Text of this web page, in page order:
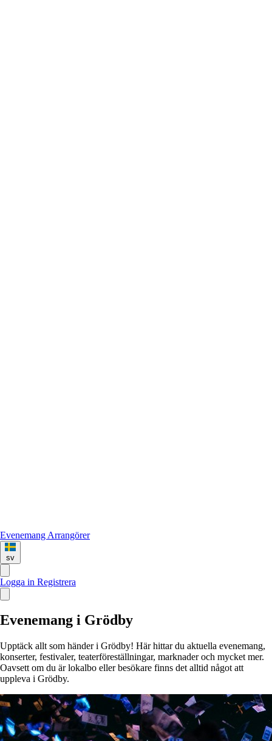
Evenemang Arrangörer
sv
Logga in Registrera
Evenemang i Grödby
Upptäck allt som händer i Grödby! Här hittar du aktuella evenemang,
konserter, festivaler, teaterföreställningar, marknader och mycket mer.
Oavsett om du är lokalbo eller besökare finns det alltid något att
uppleva i Grödby.